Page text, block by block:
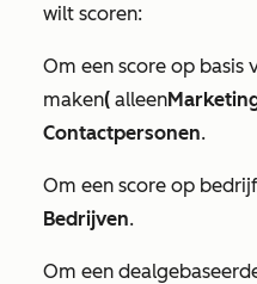
wilt scoren:
Om een score op basis
maken( alleen
Contactpersonen.
Om een score op
Bedrijven.
Om een